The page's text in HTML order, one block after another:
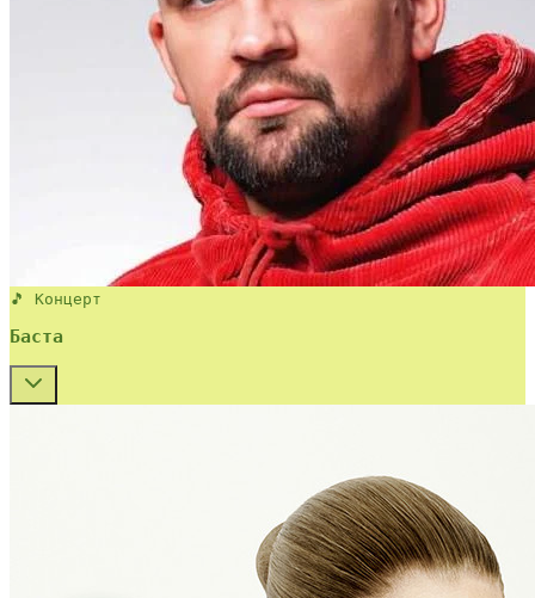
🎵 Концерт
Баста